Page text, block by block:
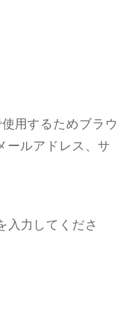
用するためブラウ
ールアドレス、サ
入力してくださ